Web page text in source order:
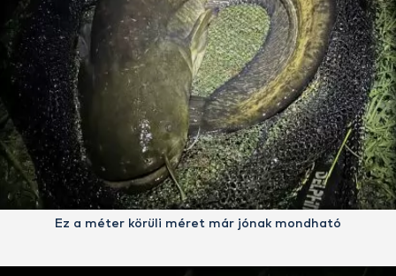
Ez a méter körüli méret már jónak mondható